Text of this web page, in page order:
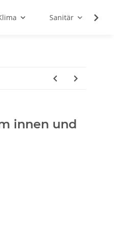
Sanitär
innen und